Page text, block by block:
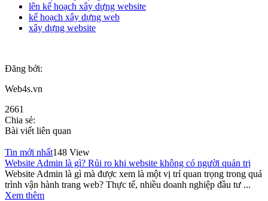
lên kế hoạch xây dựng website
kế hoạch xây dựng web
xây dựng website
Đăng bởi:
Web4s.vn
2661
Chia sẻ:
Bài viết liên quan
Tin mới nhất148 View
Website Admin là gì? Rủi ro khi website không có người quản trị
Website Admin là gì mà được xem là một vị trí quan trọng trong quá
trình vận hành trang web? Thực tế, nhiều doanh nghiệp đầu tư ...
Xem thêm